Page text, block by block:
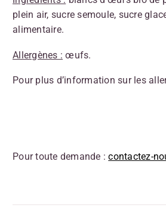
plein air, sucre semoule, sucre
alimentaire.
Allergènes : œufs.
Pour plus d’information sur les
Pour toute demande :contactez-